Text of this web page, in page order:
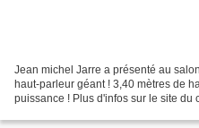
Jean michel Jarre a présenté au
haut-parleur géant ! 3,40 mètres de
puissance ! Plus d'infos sur le site du